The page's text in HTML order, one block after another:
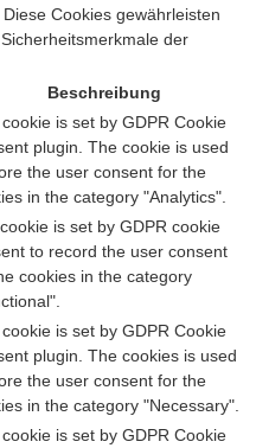
Cookies gewährleisten
der
Beschreibung
is set by GDPR Cookie
plugin. The cookie is used
the user consent for the
in the category "Analytics".
is set by GDPR cookie
to record the user consent
cookies in the category
is set by GDPR Cookie
plugin. The cookies is used
the user consent for the
in the category "Necessary".
is set by GDPR Cookie